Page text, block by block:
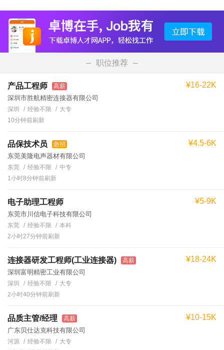
职位推荐
产品工程师 高薪
深圳市胜航精密连接器有限公司
¥16-22K
深圳 经验不限
大专
10分钟前刷新
品保技术员 急招
东莞美隆电声器材有限公司
¥4.5-6K
东莞 经验不限
中专
1小时8分钟前刷新
电子助理工程师
东莞市川信电子科技有限公司
¥5-9K
东莞 经验不限
本科
2小时27分钟前刷新
连接器研发工程师(工业连接器) 高薪
深圳富明精密工业有限公司
¥18-24K
深圳 经验不限
大专
2小时40分钟前刷新
品质主管/经理 高薪
广东贝仕达克科技有限公司
¥10-15K
河源 经验不限
大专